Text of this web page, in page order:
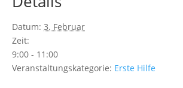
Datum: 3. Februar
Zeit:
9:00 - 11:00
Veranstaltungskategorie: Erste Hilfe